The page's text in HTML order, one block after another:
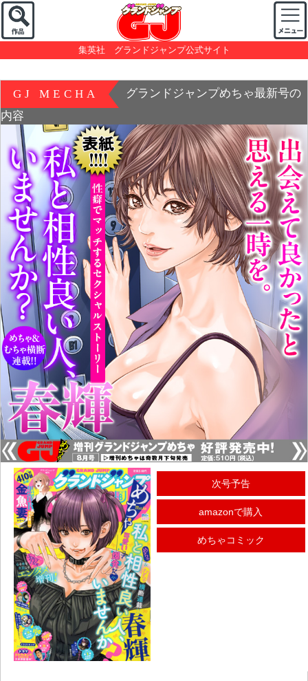
集英社 グランドジャンプ公式サイト
GJ MECHA
グランドジャンプめちゃ最新号の
内容
次号予告
amazonで購入
めちゃコミック